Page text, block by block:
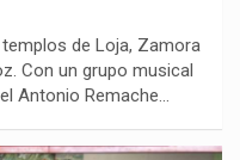
de Loja, Zamora
Con un grupo musical
Antonio Remache…